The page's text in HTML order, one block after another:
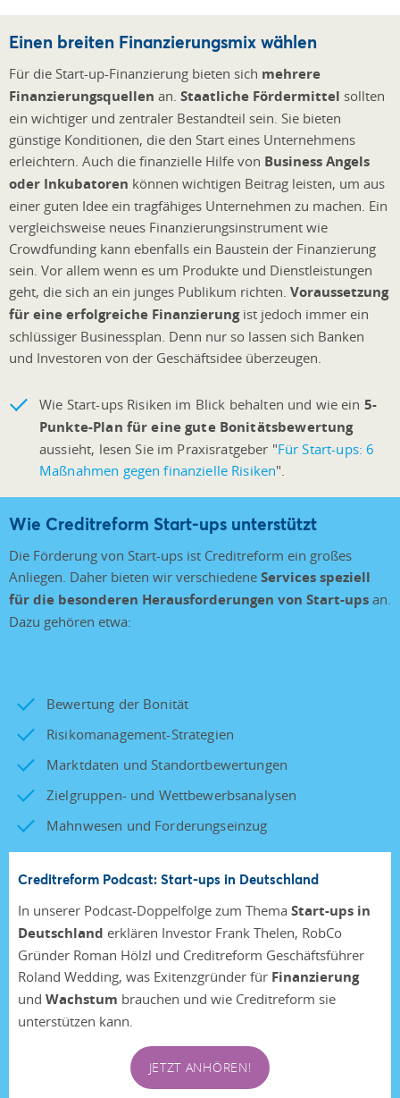
Einen breiten Finanzierungsmix wählen
Für die Start-up-Finanzierung bieten sich mehrere
Finanzierungsquellen an. Staatliche Fördermittel sollten
ein wichtiger und zentraler Bestandteil sein. Sie bieten
günstige Konditionen, die den Start eines Unternehmens
erleichtern. Auch die finanzielle Hilfe von Business Angels
oder Inkubatoren können wichtigen Beitrag leisten, um aus
einer guten Idee ein tragfähiges Unternehmen zu machen. Ein
vergleichsweise neues Finanzierungsinstrument wie
Crowdfunding kann ebenfalls ein Baustein der Finanzierung
sein. Vor allem wenn es um Produkte und Dienstleistungen
geht, die sich an ein junges Publikum richten. Voraussetzung
für eine erfolgreiche Finanzierungist jedoch immer ein
schlüssiger Businessplan. Denn nur so lassen sich Banken
und Investoren von der Geschäftsidee überzeugen.
Wie Start-ups Risiken im Blick behalten und wie ein 5-
Punkte-Plan für eine gute Bonitätsbewertung
aussieht, lesen Sie im Praxisratgeber "Für Start-ups: 6
Maßnahmen gegen finanzielle Risiken".
Wie Creditreform Start-ups unterstützt
Die Förderung von Start-ups ist Creditreform ein großes
Anliegen. Daher bieten wir verschiedene Services speziell
für die besonderen Herausforderungen von Start-ups an.
Dazu gehören etwa:
Bewertung der Bonität
Risikomanagement-Strategien
Marktdaten und Standortbewertungen
Zielgruppen- und Wettbewerbsanalysen
Mahnwesen und Forderungseinzug
Creditreform Podcast: Start-ups in Deutschland
In unserer Podcast-Doppelfolge zum Thema Start-ups in
Deutschland erklären Investor Frank Thelen, RobCo
Gründer Roman Hölzl und Creditreform Geschäftsführer
Roland Wedding, was Exitenzgründer für Finanzierung
und Wachstum brauchen und wie Creditreform sie
unterstützen kann.
JETZT ANHÖREN!